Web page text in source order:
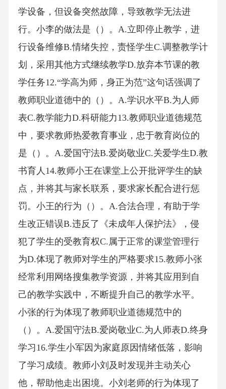
学设备，但设备突然故障，导致教学无法进
行。小李的做法是（）。A.立即停止教学，进
行设备维修B.情绪失控，责怪学生C.调整教学计
划，采用其他方式继续教学D.放弃本节课的教
学任务12.“学高为师，身正为范”这句话强调了
教师职业道德中的（）。A.学识水平B.为人师
表C.教学能力D.科研能力13.教师职业道德规范
中，要求教师热爱教育事业，忠于教育岗位的
是（）。A.爱国守法B.爱岗敬业C.关爱学生D.教
书育人14.教师小王在课堂上公开批评学生的缺
点，并将其与家长联系，要求家长配合进行惩
罚。小王的行为（）。A.合法合理，有助于学
生改正错误B.违反了《未成年人保护法》，侵
犯了学生的受教育权C.属于正常的课堂管理行
为D.体现了教师对学生的严格要求15.教师小张
经常利用网络搜集教学资源，并将其应用到自
己的教学实践中，不断提升自己的教学水平。
小张的行为体现了教师职业道德规范中的
（）。A.爱国守法B.爱岗敬业C.为人师表D.终身
学习16.学生小军因为家庭原因情绪低落，影响
了学习成绩。教师小刘及时发现并主动关心
他，帮助他走出困境。小刘老师的行为体现了